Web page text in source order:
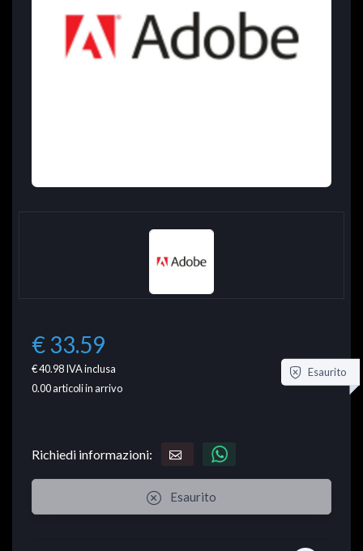
€ 33.59
€ 40.98IVA inclusa
0.00articoli in arrivo
Esaurito
Richiedi informazioni:
Esaurito